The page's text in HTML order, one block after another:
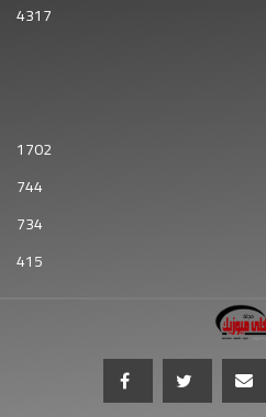
4317
1702
744
734
415